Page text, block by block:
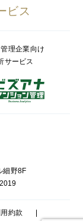
約款
ビス
理企業向け
サービス
細野8F